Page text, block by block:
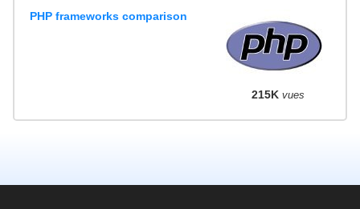
PHP frameworks comparison
215K vues